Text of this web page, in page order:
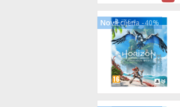
Nova cijena -40%